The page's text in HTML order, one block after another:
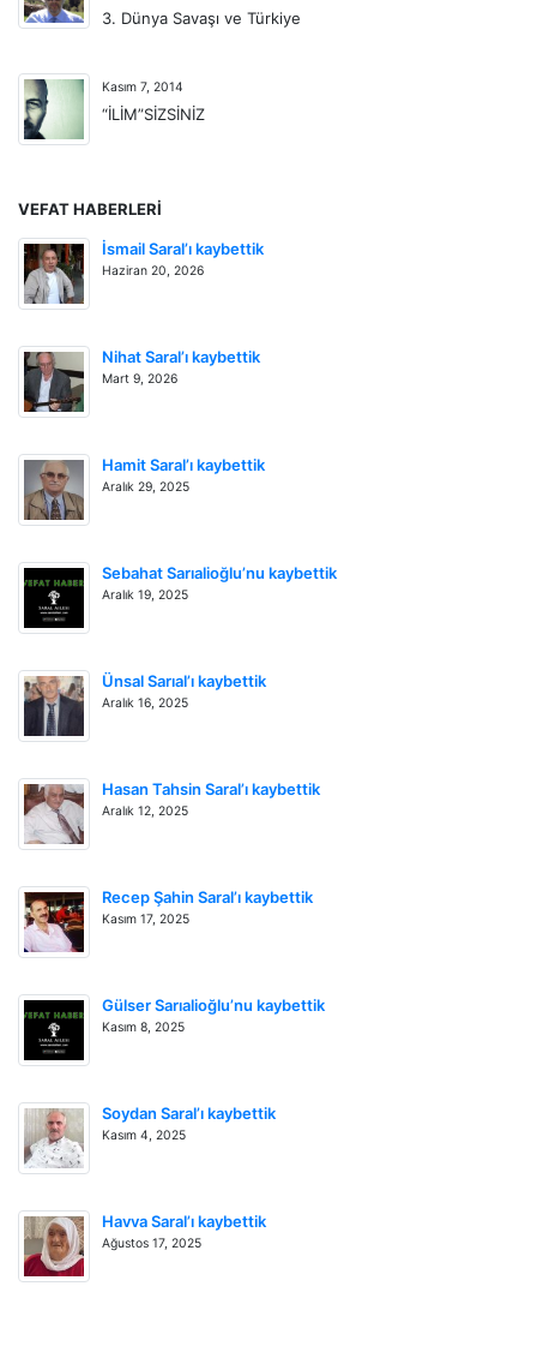
3. Dünya Savaşı ve Türkiye
Kasım 7, 2014
“İLİM”SİZSİNİZ
VEFAT HABERLERI
İsmail Saral’ı kaybettik
Haziran 20, 2026
Nihat Saral’ı kaybettik
Mart 9, 2026
Hamit Saral’ı kaybettik
Aralık 29, 2025
Sebahat Sarıalioğlu’nu kaybettik
Aralık 19, 2025
Ünsal Sarıal’ı kaybettik
Aralık 16, 2025
Hasan Tahsin Saral’ı kaybettik
Aralık 12, 2025
Recep Şahin Saral’ı kaybettik
Kasım 17, 2025
Gülser Sarıalioğlu’nu kaybettik
Kasım 8, 2025
Soydan Saral’ı kaybettik
Kasım 4, 2025
Havva Saral’ı kaybettik
Ağustos 17, 2025